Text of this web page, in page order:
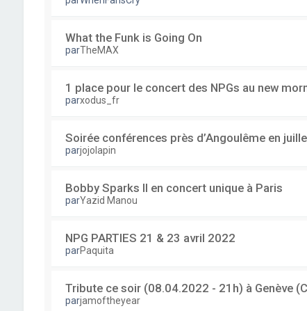
What the Funk is Going On
parTheMAX
1 place pour le concert des NPGs au new
parxodus_fr
Soirée conférences près d’Angoulême en
parjojolapin
Bobby Sparks II en concert unique à Paris
parYazid Manou
NPG PARTIES 21 & 23 avril 2022
parPaquita
Tribute ce soir (08.04.2022 - 21h) à Genève
parjamoftheyear